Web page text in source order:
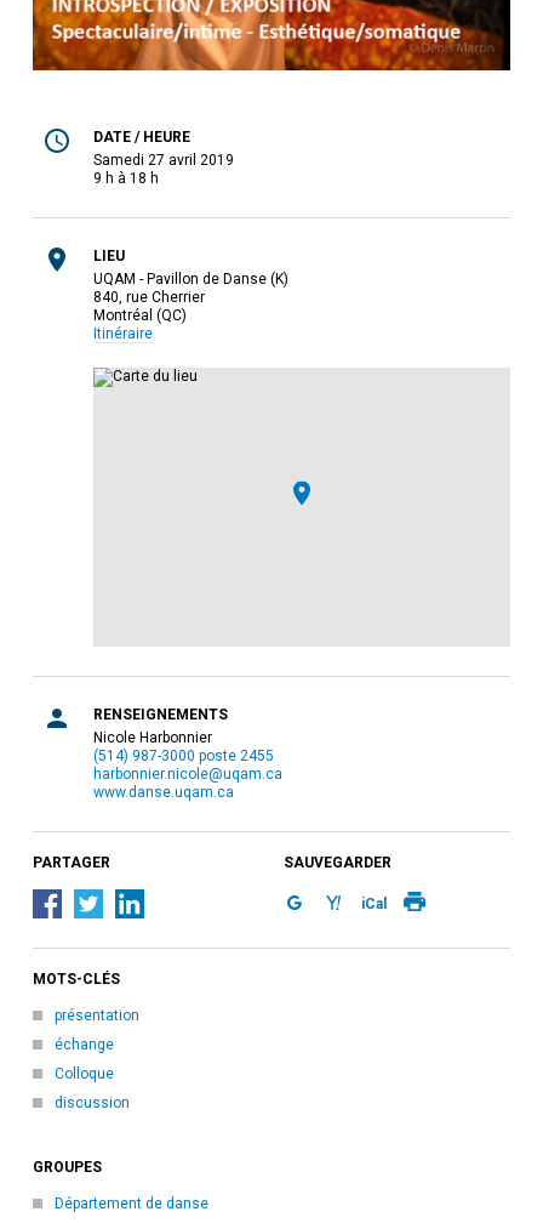
DATE / HEURE
samedi 27 avril 2019
9 h à 18 h
LIEU
UQAM - Pavillon de Danse (K)
840, rue Cherrier
Montréal (QC)
Itinéraire
RENSEIGNEMENTS
Nicole Harbonnier
(514) 987-3000 poste 2455
harbonnier.nicole@uqam.ca
www.danse.uqam.ca
PARTAGER SAUVEGARDER
iCal
MOTS-CLÉS
présentation
échange
Colloque
discussion
GROUPES
Département de danse